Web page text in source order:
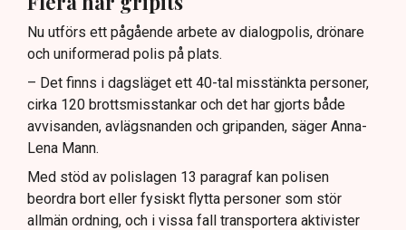
Nu utförs ett pågående arbete av dialogpolis, drönare
och uniformerad polis på plats.
– Det finns i dagsläget ett 40-tal misstänkta personer,
cirka 120 brottsmisstankar och det har gjorts både
avvisanden, avlägsnanden och gripanden, säger Anna-
Lena Mann.
Med stöd av polislagen 13 paragraf kan polisen
beordra bort eller fysiskt flytta personer som stör
allmän ordning, och i vissa fall transportera aktivister